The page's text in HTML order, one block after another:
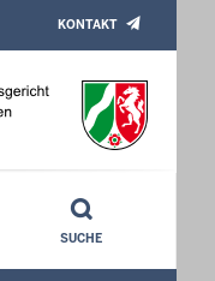
KONTAKT
SUCHE